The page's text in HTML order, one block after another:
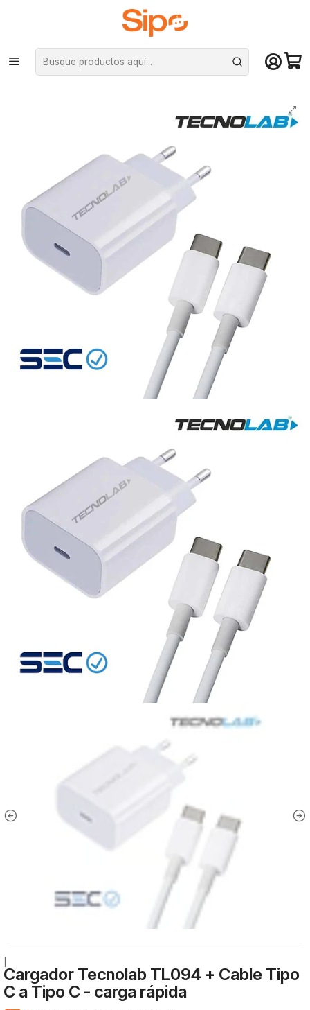
¡Compra hasta mediodía y recibe hoy! De lunes a sábado en el gran
Santiago. Envío gratis desde $29.990
Inicio Redes y conectividad Cables y Cargadores celular
Cargador Tecnolab TL094 + Cable Tipo C a Tipo C - carga rápida
Cargador Tecnolab TL094 + Cable Tipo
C a Tipo C - carga rápida